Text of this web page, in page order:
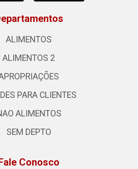
ALIMENTOS
ALIMENTOS 2
PARA CLIENTES
ALIMENTOS
SEM DEPTO
Conosco